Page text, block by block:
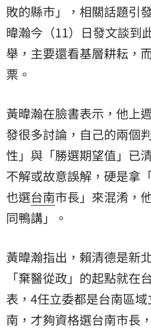
敗的縣市」，相關話題引
暐瀚今（11）日發文談到
舉，主要還看基層耕耘，
票。
黃暐瀚在臉書表示，他上
發很多討論，自己的兩個
性」與「勝選期望值」已
不解或故意誤解，硬是拿
也選台南市長」來混淆，
同鴨講」。
黃暐瀚指出，賴清德是新
「棄醫從政」的起點就在
表，4任立委都是台南區
南，才夠資格選台南市長